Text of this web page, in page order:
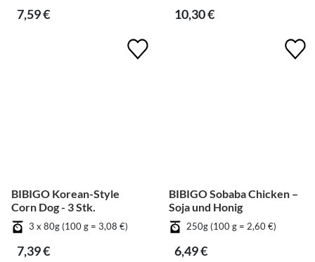
7,59 € 10,30 €
BIBIGO Korean-Style
Corn Dog - 3 Stk.
3 x 80g (100 g = 3,08 €)
7,39 €
BIBIGO Sobaba Chicken –
Soja und Honig
250g (100 g = 2,60 €)
6,49 €